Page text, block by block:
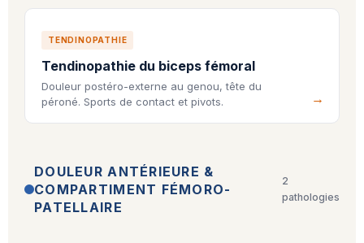
TENDINOPATHIE
Tendinopathie du biceps fémoral
Douleur postéro-externe au genou, tête du
péroné. Sports de contact et pivots.
DOULEUR ANTÉRIEURE &
COMPARTIMENT FÉMORO-
PATELLAIRE
2
pathologies